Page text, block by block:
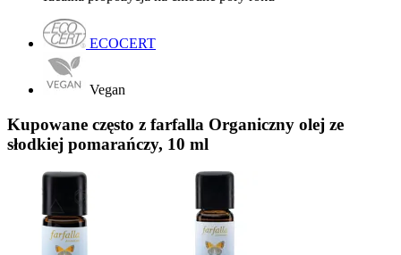
ECOCERT
Vegan
Kupowane często z farfalla Organiczny olej ze
słodkiej pomarańczy, 10 ml